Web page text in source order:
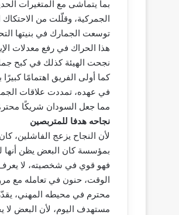
بما يتماشى مع المتغيرات
الجمركية، وقلّلت من
توسعت الجمارك في بنيتها
هذا الحراك في رفع معدلات
نجحت الهيئة كذلك في كبح
كما أولى الفريق اهتمامًا
في عهده، تمددت علاقات
مما جعل السودان شريكًا
نجاحه هدفا للمتربصين
لأن النجاح يزعج الفاشلين،
بمؤسسة كان البعض يظن أنها
فهو قوي في شخصيته، لا يعرف
الوقت، حنون في تعامله مع
محترم في محيطه المهني،
مستهدف اليوم، لأن البعض لا